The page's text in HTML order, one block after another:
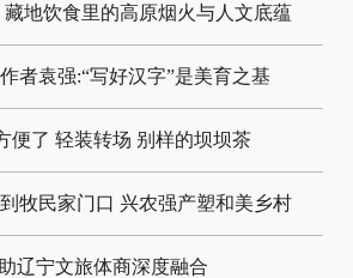
地饮食里的高原烟火与人文底蕴
者袁强:“写好汉字”是美育之基
便了 轻装转场 别样的坝坝茶
牧民家门口 兴农强产塑和美乡村
辽宁文旅体商深度融合